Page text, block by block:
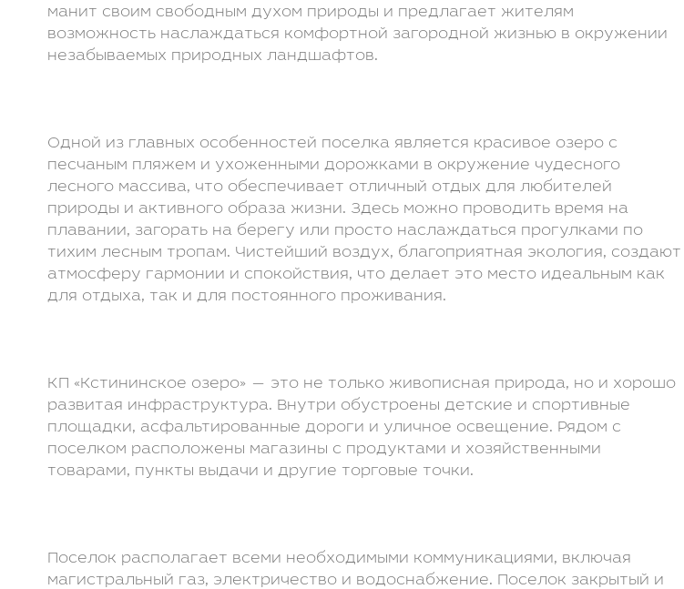
манит своим свободным духом природы и предлагает жителям
возможность наслаждаться комфортной загородной жизнью в окружении
незабываемых природных ландшафтов.
Одной из главных особенностей поселка является красивое озеро с
песчаным пляжем и ухоженными дорожками в окружение чудесного
лесного массива, что обеспечивает отличный отдых для любителей
природы и активного образа жизни. Здесь можно проводить время на
плавании, загорать на берегу или просто наслаждаться прогулками по
тихим лесным тропам. Чистейший воздух, благоприятная экология, создают
атмосферу гармонии и спокойствия, что делает это место идеальным как
для отдыха, так и для постоянного проживания.
КП «Кстининское озеро» — это не только живописная природа, но и хорошо
развитая инфраструктура. Внутри обустроены детские и спортивные
площадки, асфальтированные дороги и уличное освещение. Рядом с
поселком расположены магазины с продуктами и хозяйственными
товарами, пункты выдачи и другие торговые точки.
Поселок располагает всеми необходимыми коммуникациями, включая
магистральный газ, электричество и водоснабжение. Поселок закрытый и